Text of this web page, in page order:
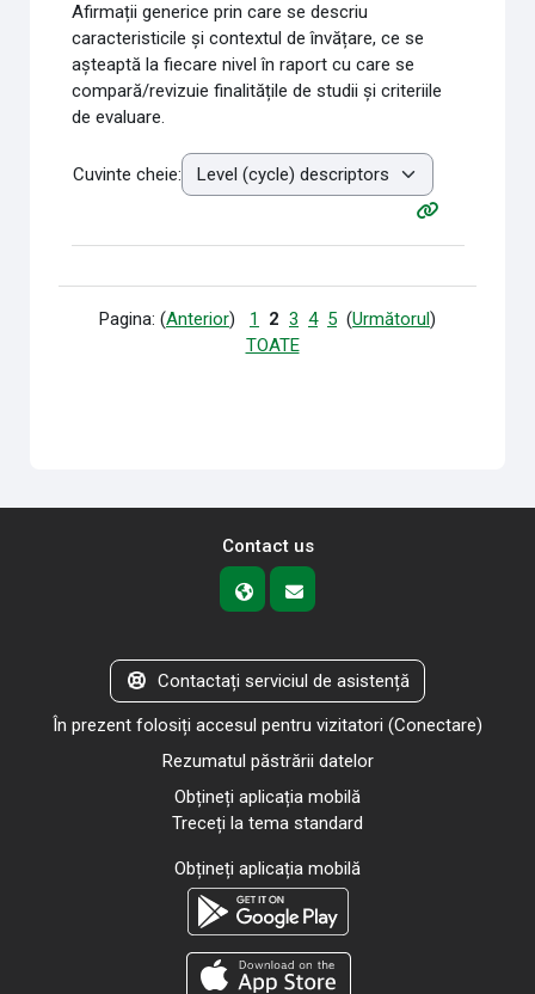
Afirmații generice prin care se descriu
caracteristicile și contextul de învățare, ce se
așteaptă la fiecare nivel în raport cu care se
compară/revizuie finalitățile de studii și criteriile
de evaluare.
Cuvinte cheie:
Pagina: (Anterior) 1 2 3 4 5 (Următorul)
TOATE
Contact us
Contactați serviciul de asistență
În prezent folosiți accesul pentru vizitatori (Conectare)
Rezumatul păstrării datelor
Obțineți aplicația mobilă
Treceți la tema standard
Obțineți aplicația mobilă